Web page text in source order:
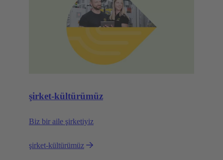
şirket-kültürümüz
Biz bir aile şirketiyiz
şirket-kültürümüz